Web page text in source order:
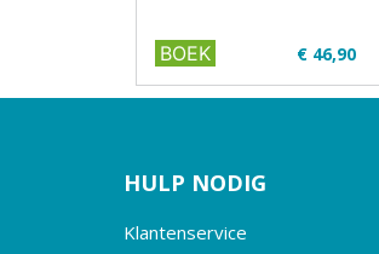
€ 46,90
✔ VCA in het Turks
✔ Full colour
BOEK
HULP NODIG
Klantenservice